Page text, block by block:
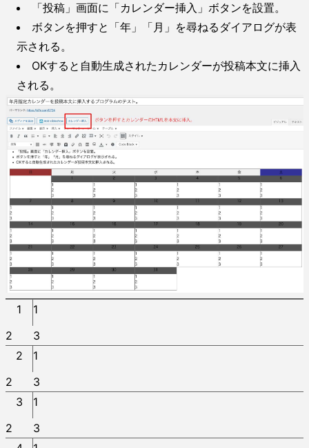
「投稿」画面に「カレンダー挿入」ボタンを設置。
ボタンを押すと「年」「月」を尋ねるダイアログが表
示される。
OKすると自動生成されたカレンダーが投稿本文に挿入
される。
1
1
2
3
2
1
2
3
3
1
2
3